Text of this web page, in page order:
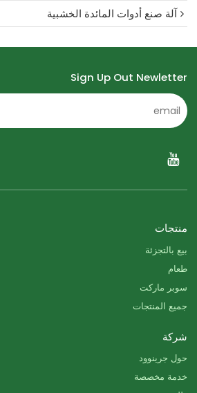
آلة صنع أدوات المائدة الخشبية
Sign Up Out Newletter
منتجات
بيع بالتجزئة
طعام
سوبر ماركت
جميع المنتجات
شركة
حول جرينوود
خدمة مخصصة